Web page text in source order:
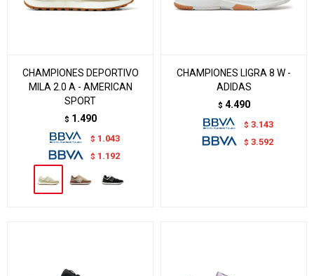
CHAMPIONES DEPORTIVO
MILA 2.0 A - AMERICAN
SPORT
$ 1.490
$ 1.043
$ 1.192
CHAMPIONES LIGRA 8 W -
ADIDAS
$ 4.490
$ 3.143
$ 3.592